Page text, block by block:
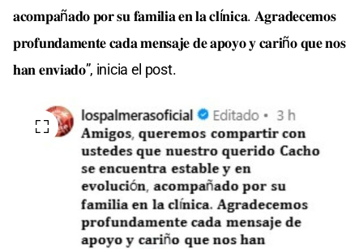
𝐚𝐜𝐨𝐦𝐩𝐚ñ𝐚𝐝𝐨 𝐩𝐨𝐫 𝐬𝐮 𝐟𝐚𝐦𝐢𝐥𝐢𝐚 𝐞𝐧 𝐥𝐚 𝐜𝐥í𝐧𝐢𝐜𝐚. 𝐀𝐠𝐫𝐚𝐝𝐞𝐜𝐞𝐦𝐨𝐬
𝐩𝐫𝐨𝐟𝐮𝐧𝐝𝐚𝐦𝐞𝐧𝐭𝐞 𝐜𝐚𝐝𝐚 𝐦𝐞𝐧𝐬𝐚𝐣𝐞 𝐝𝐞 𝐚𝐩𝐨𝐲𝐨 𝐲 𝐜𝐚𝐫𝐢ñ𝐨 𝐪𝐮𝐞 𝐧𝐨𝐬
𝐡𝐚𝐧 𝐞𝐧𝐯𝐢𝐚𝐝𝐨”, inicia el post.